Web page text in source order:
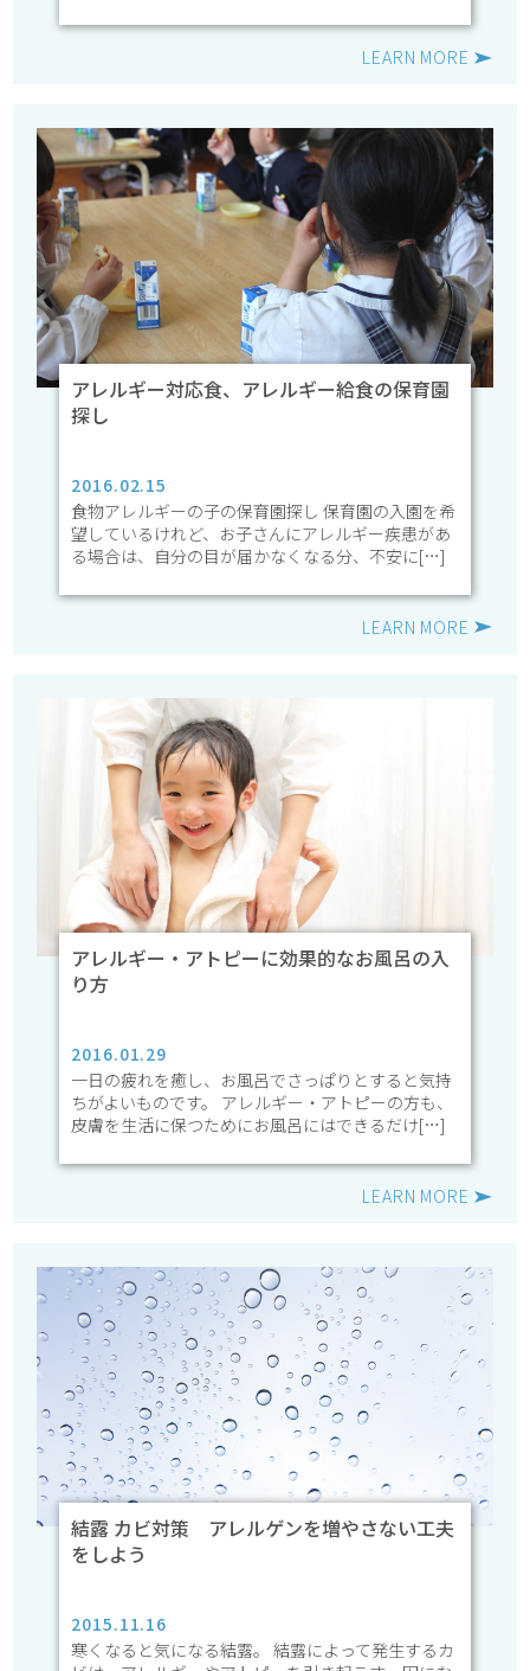
LEARN MORE
アレルギー対応食、アレルギー給食の保育園
探し
2016.02.15
食物アレルギーの子の保育園探し 保育園の入園を希
望しているけれど、お子さんにアレルギー疾患があ
る場合は、自分の目が届かなくなる分、不安に[…]
LEARN MORE
アレルギー・アトピーに効果的なお風呂の入
り方
2016.01.29
一日の疲れを癒し、お風呂でさっぱりとすると気持
ちがよいものです。 アレルギー・アトピーの方も、
皮膚を生活に保つためにお風呂にはできるだけ[…]
LEARN MORE
結露 カビ対策 アレルゲンを増やさない工夫
をしよう
2015.11.16
寒くなると気になる結露。 結露によって発生するカ